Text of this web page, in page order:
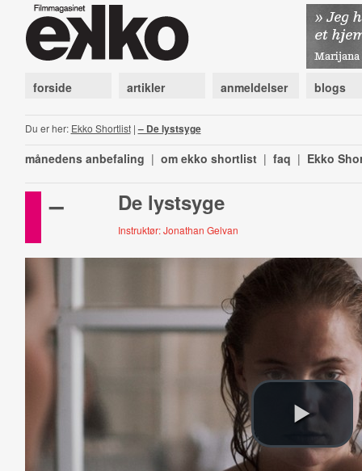
forside artikler anmeldelser blogs
Du er her: Ekko Shortlist| – De lystsyge
månedens anbefaling | om ekko shortlist | faq | Ekko
– De lystsyge
Instruktør: Jonathan Gelvan